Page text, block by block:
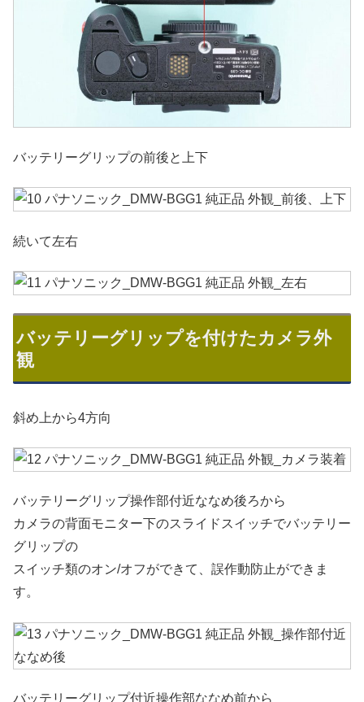
バッテリーグリップの前後と上下
続いて左右
バッテリーグリップを付けたカメラ外
観
斜め上から4方向
バッテリーグリップ操作部付近ななめ後ろから
カメラの背面モニター下のスライドスイッチでバッテリー
グリップの
スイッチ類のオン/オフができて、誤作動防止ができま
す。
バッテリーグリップ付近操作部ななめ前から